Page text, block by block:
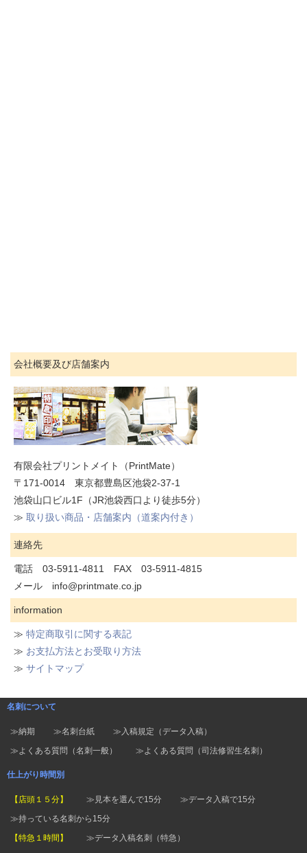
会社概要及び店舗案内
有限会社プリントメイト（PrintMate）
〒171-0014 東京都豊島区池袋2-37-1
池袋山口ビル1F（JR池袋西口より徒歩5分）
≫ 取り扱い商品・店舗案内（道案内付き）
連絡先
電話 03-5911-4811 FAX 03-5911-4815
メール info@printmate.co.jp
information
≫ 特定商取引に関する表記
≫ お支払方法とお受取り方法
≫ サイトマップ
名刺について
≫納期 ≫名刺台紙
≫入稿規定（データ入稿）
≫よくある質問（名刺一般）
≫よくある質問（司法修習生名刺）
仕上がり時間別
【店頭１５分】 ≫見本を選んで15分
≫データ入稿で15分
≫持っている名刺から15分
【特急１時間】
≫データ入稿名刺（特急）